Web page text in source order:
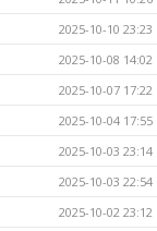
2025-10-10 23:23
2025-10-08 14:02
2025-10-07 17:22
2025-10-04 17:55
2025-10-03 23:14
2025-10-03 22:54
2025-10-02 23:12